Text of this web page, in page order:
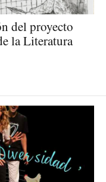
del proyecto
la Literatura